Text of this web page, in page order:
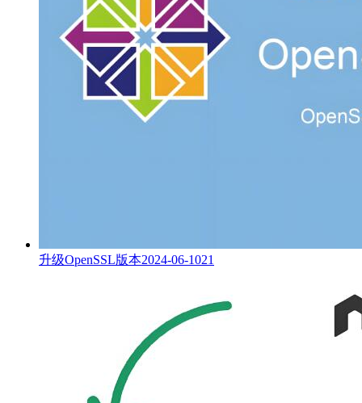
升级OpenSSL版本2024-06-1021